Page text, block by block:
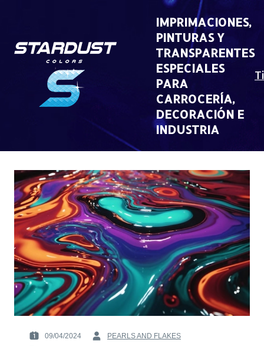
IMPRIMACIONES,
PINTURAS Y
TRANSPARENTES
ESPECIALES
PARA
CARROCERÍA,
DECORACIÓN E
INDUSTRIA
POSTED
09/04/2024
BY
PEARLS AND FLAKES